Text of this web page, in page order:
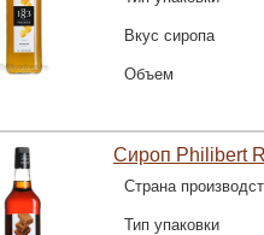
Вкус сиропа
Объем
Сироп Philibert
Страна
Тип упаковки